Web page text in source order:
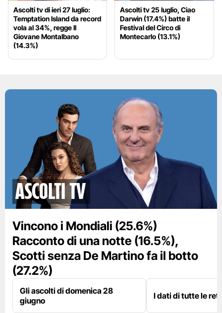
Ascolti tv di ieri 27 luglio:
Temptation Island da record
vola al 34%, regge Il
Giovane Montalbano
(14.3%)
Ascolti tv 25 luglio, Ciao
Darwin (17.4%) batte il
Festival del Circo di
Montecarlo (13.1%)
Ascolti TV
Vincono i Mondiali (25.6%)
Racconto di una notte (16.5%),
Scotti senza De Martino fa il botto
(27.2%)
Gli ascolti di domenica 28
giugno
I dati di tutte le